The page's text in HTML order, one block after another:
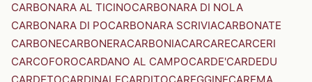
CARBONARA AL TICINOCARBONARA DI NOLA
CARBONARA DI POCARBONARA SCRIVIACARBONATE
CARBONECARBONERACARBONIACARCARECARCERI
CARCOFOROCARDANO AL CAMPOCARDE'CARDEDU